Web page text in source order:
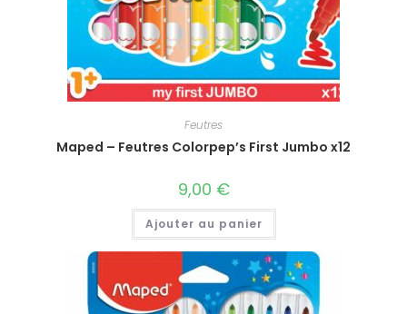
Feutres
Maped – Feutres Colorpep’s First Jumbo x12
9,00 €
Ajouter au panier